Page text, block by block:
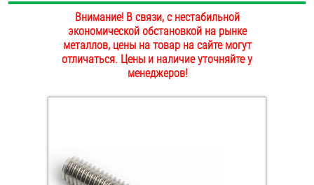
ОПЛАТА И ДОСТАВКА
НАШИ МАГАЗИНЫ
Заклепки (Гайки-Заклепки)
Внимание! В связи, с нестабильной
экономической обстановкой на рынке
металлов, цены на товар на сайте могут
отличаться. Цены и наличие уточняйте у
менеджеров!